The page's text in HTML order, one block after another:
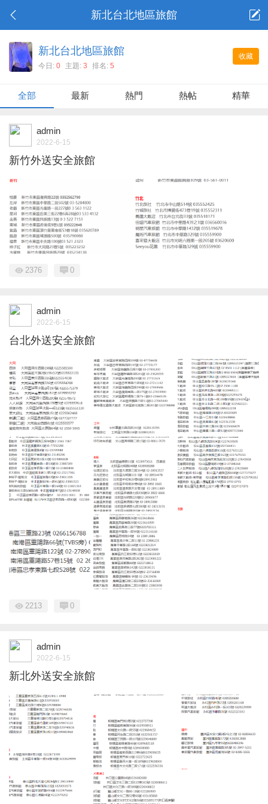
新北台北地區旅館
收藏
新北台北地區旅館
今日: 0 主題: 3 排名: 5
全部 最新 熱門 熱帖 精華
admin
2022-6-15
新竹外送安全旅館
2376 0
admin
2022-6-15
台北外送安全旅館
2213 0
admin
2022-6-15
新北外送安全旅館